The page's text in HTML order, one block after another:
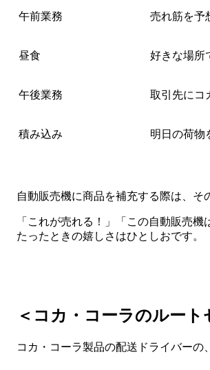
午前業務 売れ筋を予
昼食 好きな場所
午後業務 取引先にコ
積み込み 明日の荷物
自動販売機に商品を補充する際は、そ
「これが売れる！」「この自動販売
たったときの嬉しさはひとしおです。
＜コカ・コーラのルー
コカ・コーラ製品の配送ドライバーの